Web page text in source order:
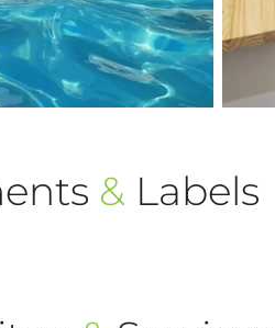
& Labels